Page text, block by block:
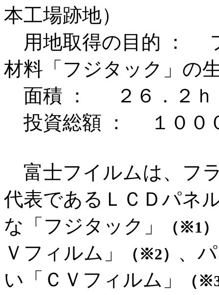
本工場跡地）
用地取得の目的 ：
材料「フジタック」の
面積 ： ２６．２ｈ
投資総額 ： １００
富士フイルムは、フ
代表であるＬＣＤパネ
な「フジタック」
（※1）
Ｖフィルム」
（※2）
、
い「ＣＶフィルム」
（